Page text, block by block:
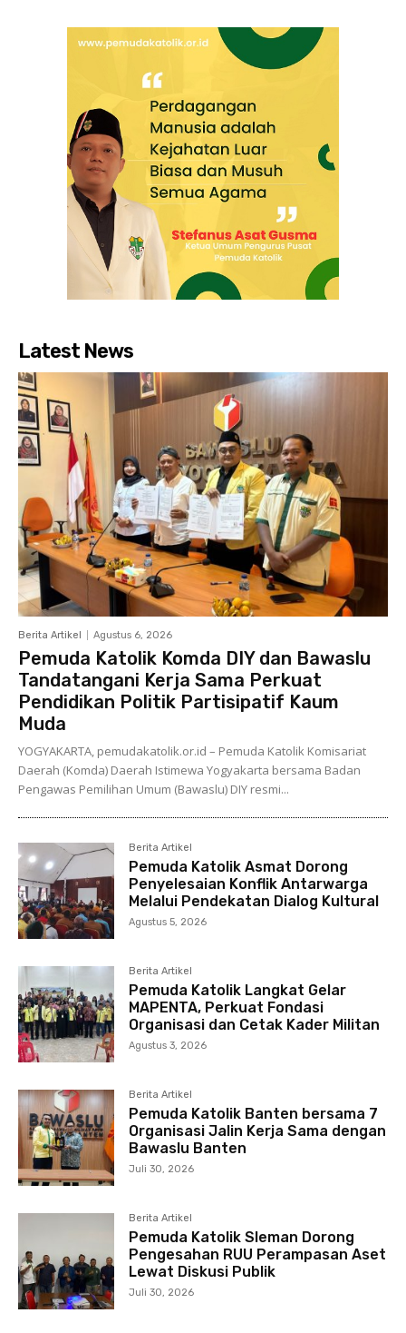
Latest News
Berita Artikel Agustus 6, 2026
Pemuda Katolik Komda DIY dan Bawaslu
Tandatangani Kerja Sama Perkuat
Pendidikan Politik Partisipatif Kaum
Muda
YOGYAKARTA, pemudakatolik.or.id – Pemuda Katolik Komisariat
Daerah (Komda) Daerah Istimewa Yogyakarta bersama Badan
Pengawas Pemilihan Umum (Bawaslu) DIY resmi...
Berita Artikel
Pemuda Katolik Asmat Dorong
Penyelesaian Konflik Antarwarga
Melalui Pendekatan Dialog Kultural
Agustus 5, 2026
Berita Artikel
Pemuda Katolik Langkat Gelar
MAPENTA, Perkuat Fondasi
Organisasi dan Cetak Kader Militan
Agustus 3, 2026
Berita Artikel
Pemuda Katolik Banten bersama 7
Organisasi Jalin Kerja Sama dengan
Bawaslu Banten
Juli 30, 2026
Berita Artikel
Pemuda Katolik Sleman Dorong
Pengesahan RUU Perampasan Aset
Lewat Diskusi Publik
Juli 30, 2026